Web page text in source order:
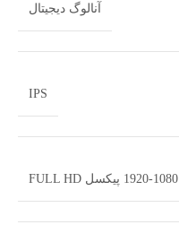
آنالوگ دیجیتال
IPS
1920-1080 پیکسل FULL HD